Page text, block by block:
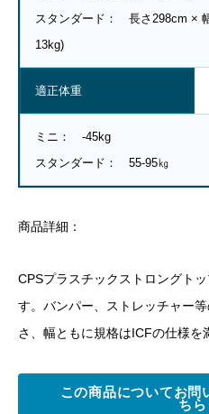
スタンダード： 長さ298cm ×
13kg)
適正体重
ミニ： -45kg
スタンダード： 55-95㎏
商品詳細：
CPSプラスチックストロングト
す。バンパー、ストレッチャー
さ、幅ともに規格はICFの仕様を
この商品についてお問
ち